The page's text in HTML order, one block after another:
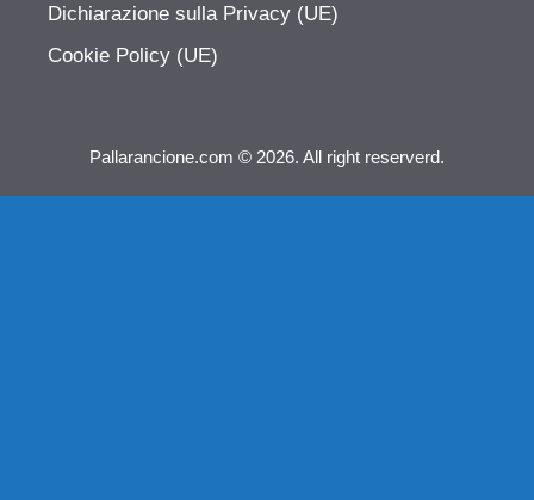
Dichiarazione sulla Privacy (UE)
Cookie Policy (UE)
Pallarancione.com © 2026. All right reserverd.